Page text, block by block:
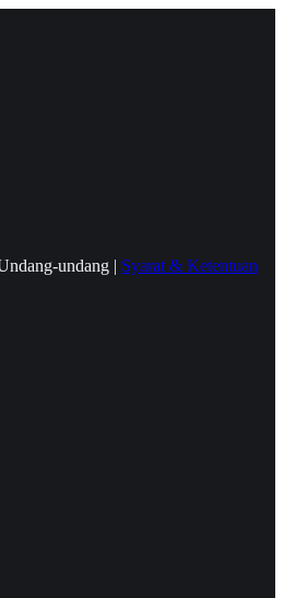
undang | Syarat & Ketentuan